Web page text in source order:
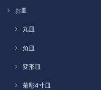
お皿
丸皿
角皿
変形皿
菊彫4寸皿